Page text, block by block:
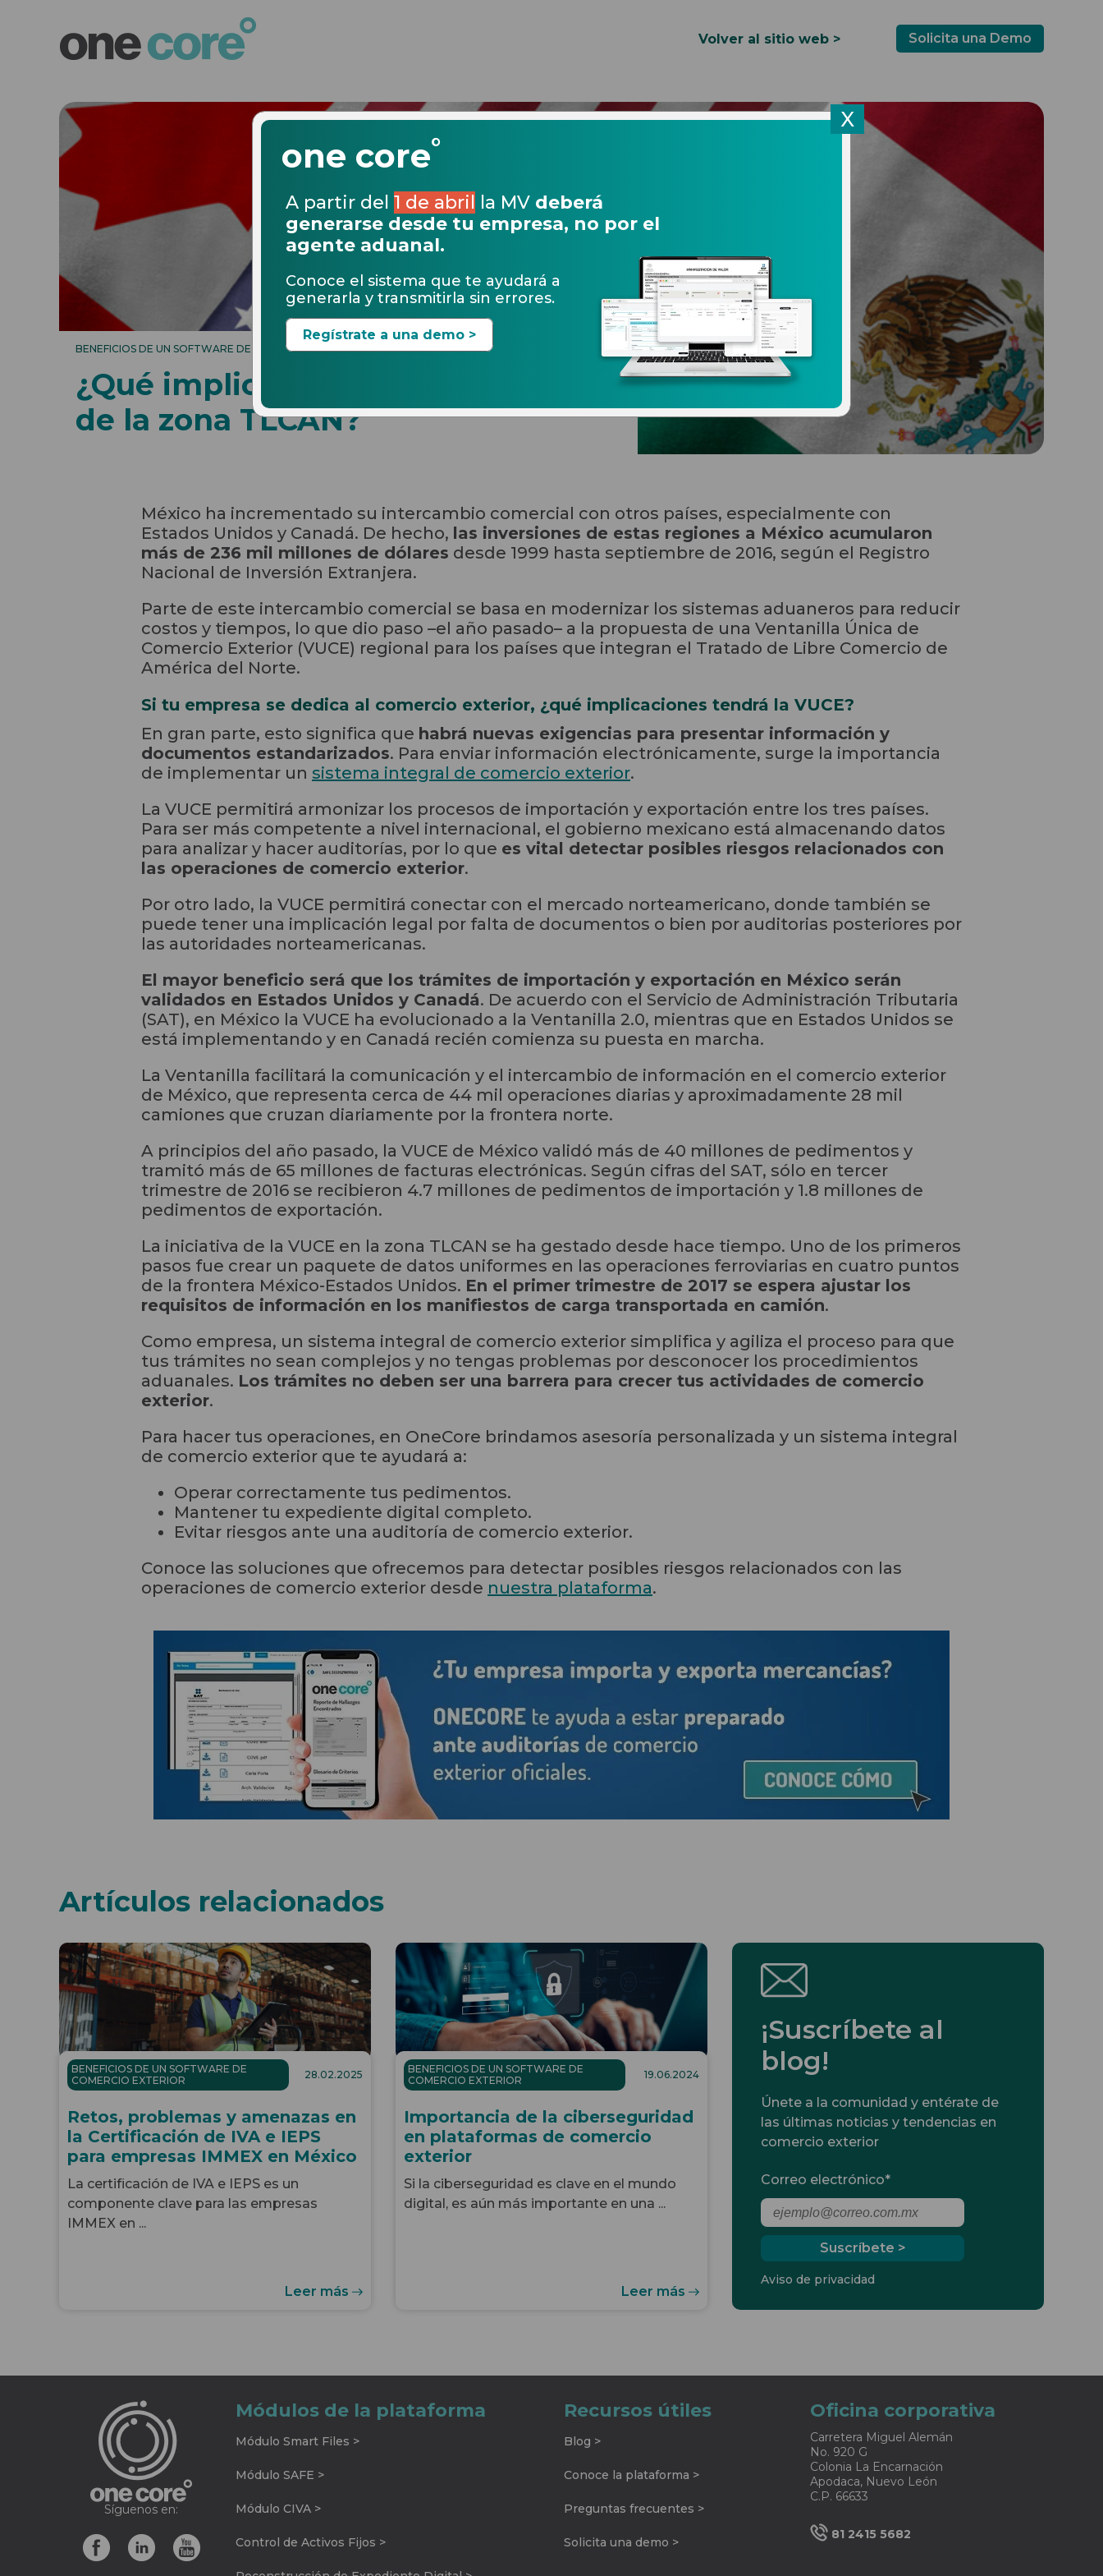
Volver al sitio web > Solicita una Demo
BENEFICIOS DE UN SOFTWARE DE COMERCIO EXTERIOR
¿Qué implicaciones tendrá la VUCE
de la zona TLCAN?
México ha incrementado su intercambio comercial con otros países, especialmente con
Estados Unidos y Canadá. De hecho, las inversiones de estas regiones a México acumularon
más de 236 mil millones de dólares desde 1999 hasta septiembre de 2016, según el Registro
Nacional de Inversión Extranjera.
Parte de este intercambio comercial se basa en modernizar los sistemas aduaneros para reducir
costos y tiempos, lo que dio paso –el año pasado– a la propuesta de una Ventanilla Única de
Comercio Exterior (VUCE) regional para los países que integran el Tratado de Libre Comercio de
América del Norte.
Si tu empresa se dedica al comercio exterior, ¿qué implicaciones tendrá la VUCE?
En gran parte, esto significa que habrá nuevas exigencias para presentar información y
documentos estandarizados. Para enviar información electrónicamente, surge la importancia
de implementar un sistema integral de comercio exterior.
La VUCE permitirá armonizar los procesos de importación y exportación entre los tres países.
Para ser más competente a nivel internacional, el gobierno mexicano está almacenando datos
para analizar y hacer auditorías, por lo que es vital detectar posibles riesgos relacionados con
las operaciones de comercio exterior.
Por otro lado, la VUCE permitirá conectar con el mercado norteamericano, donde también se
puede tener una implicación legal por falta de documentos o bien por auditorias posteriores por
las autoridades norteamericanas.
El mayor beneficio será que los trámites de importación y exportación en México serán
validados en Estados Unidos y Canadá. De acuerdo con el Servicio de Administración Tributaria
(SAT), en México la VUCE ha evolucionado a la Ventanilla 2.0, mientras que en Estados Unidos se
está implementando y en Canadá recién comienza su puesta en marcha.
La Ventanilla facilitará la comunicación y el intercambio de información en el comercio exterior
de México, que representa cerca de 44 mil operaciones diarias y aproximadamente 28 mil
camiones que cruzan diariamente por la frontera norte.
A principios del año pasado, la VUCE de México validó más de 40 millones de pedimentos y
tramitó más de 65 millones de facturas electrónicas. Según cifras del SAT, sólo en tercer
trimestre de 2016 se recibieron 4.7 millones de pedimentos de importación y 1.8 millones de
pedimentos de exportación.
La iniciativa de la VUCE en la zona TLCAN se ha gestado desde hace tiempo. Uno de los primeros
pasos fue crear un paquete de datos uniformes en las operaciones ferroviarias en cuatro puntos
de la frontera México-Estados Unidos. En el primer trimestre de 2017 se espera ajustar los
requisitos de información en los manifiestos de carga transportada en camión.
Como empresa, un sistema integral de comercio exterior simplifica y agiliza el proceso para que
tus trámites no sean complejos y no tengas problemas por desconocer los procedimientos
aduanales. Los trámites no deben ser una barrera para crecer tus actividades de comercio
exterior.
Para hacer tus operaciones, en OneCore brindamos asesoría personalizada y un sistema integral
de comercio exterior que te ayudará a:
Operar correctamente tus pedimentos.
Mantener tu expediente digital completo.
Evitar riesgos ante una auditoría de comercio exterior.
Conoce las soluciones que ofrecemos para detectar posibles riesgos relacionados con las
operaciones de comercio exterior desde nuestra plataforma.
Artículos relacionados
BENEFICIOS DE UN SOFTWARE DE
COMERCIO EXTERIOR
28.02.2025
Retos, problemas y amenazas en
la Certificación de IVA e IEPS
para empresas IMMEX en México
La certificación de IVA e IEPS es un
componente clave para las empresas
IMMEX en ...
Leer más
BENEFICIOS DE UN SOFTWARE DE
COMERCIO EXTERIOR
19.06.2024
Importancia de la ciberseguridad
en plataformas de comercio
exterior
Si la ciberseguridad es clave en el mundo
digital, es aún más importante en una ...
Leer más
¡Suscríbete al
blog!
Únete a la comunidad y entérate de
las últimas noticias y tendencias en
comercio exterior
Correo electrónico*
Aviso de privacidad
X
one core°
A partir del 1 de abril la MV deberá
generarse desde tu empresa, no por el
agente aduanal.
Conoce el sistema que te ayudará a
generarla y transmitirla sin errores.
Regístrate a una demo >
Síguenos en:
Módulos de la plataforma
Módulo Smart Files >
Módulo SAFE >
Módulo CIVA >
Control de Activos Fijos >
Recursos útiles
Blog >
Conoce la plataforma >
Preguntas frecuentes >
Solicita una demo >
Oficina corporativa
Carretera Miguel Alemán
No. 920 G
Colonia La Encarnación
Apodaca, Nuevo León
C.P. 66633
81 2415 5682